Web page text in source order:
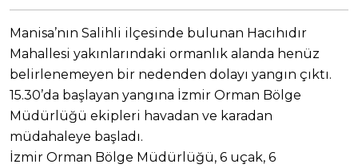
Manisa’nın Salihli ilçesinde bulunan Hacıhıdır
Mahallesi yakınlarındaki ormanlık alanda henüz
belirlenemeyen bir nedenden dolayı yangın çıktı.
15.30’da başlayan yangına İzmir Orman Bölge
Müdürlüğü ekipleri havadan ve karadan
müdahaleye başladı.
İzmir Orman Bölge Müdürlüğü, 6 uçak, 6